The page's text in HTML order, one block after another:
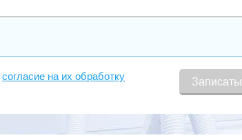
согласие на их обработку